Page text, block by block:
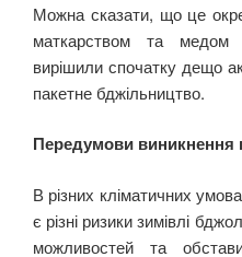
Можна сказати, що це
маткарством та
вирішили спочатку дещо
пакетне бджільництво.
Передумови виникнення
В різних кліматичних
є різні ризики зимівлі
можливостей та